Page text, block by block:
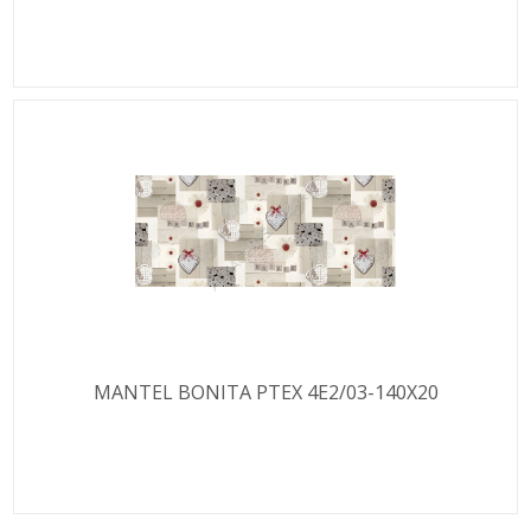
MANTEL BONITA PTEX 4E2/03-140X20